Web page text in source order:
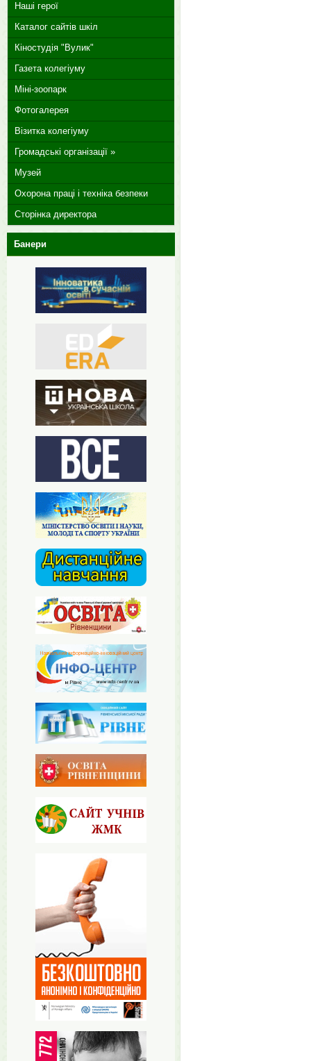
Наші герої
Каталог сайтів шкіл
Кіностудія "Вулик"
Газета колегіуму
Міні-зоопарк
Фотогалерея
Візитка колегіуму
Громадські організації »
Музей
Охорона праці і техніка безпеки
Сторінка директора
Банери